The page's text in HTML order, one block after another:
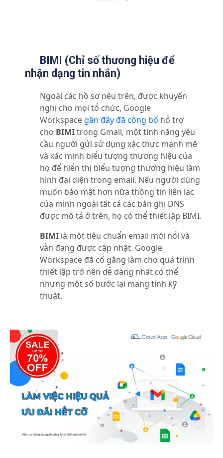
BIMI (Chỉ số thương hiệu để
nhận dạng tin nhắn)
Ngoài các hồ sơ nêu trên, được khuyến
nghị cho mọi tổ chức, Google
Workspace gần đây đã công bố hỗ trợ
cho BIMItrong Gmail, một tính năng yêu
cầu người gửi sử dụng xác thực mạnh mẽ
và xác minh biểu tượng thương hiệu của
họ để hiển thị biểu tượng thương hiệu làm
hình đại diện trong email. Nếu người dùng
muốn bảo mật hơn nữa thông tin liên lạc
của mình ngoài tất cả các bản ghi DNS
được mô tả ở trên, họ có thể thiết lập BIMI.
BIMI là một tiêu chuẩn email mới nổi và
vẫn đang được cập nhật. Google
Workspace đã cố gắng làm cho quá trình
thiết lập trở nên dễ dàng nhất có thể
nhưng một số bước lại mang tính kỹ
thuật.